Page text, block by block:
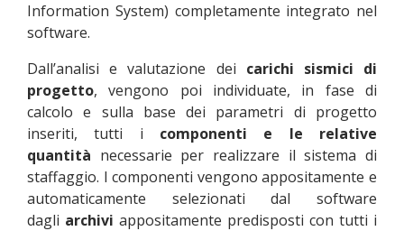
Information System) completamente integrato nel
software.
Dall’analisi e valutazione dei carichi sismici di
progetto, vengono poi individuate, in fase di
calcolo e sulla base dei parametri di progetto
inseriti, tutti i componenti e le relative
quantità necessarie per realizzare il sistema di
staffaggio. I componenti vengono appositamente e
automaticamente selezionati dal software
dagli archivi appositamente predisposti con tutti i